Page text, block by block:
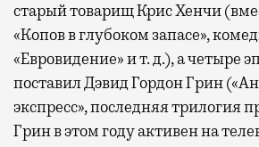
старый товарищ Крис Хенчи
«Копов в глубоком запасе»,
«Евровидение» и т. д.), а четыре
поставил Дэвид Гордон Грин
экспресс», последняя трилогия
Грин в этом году активен на